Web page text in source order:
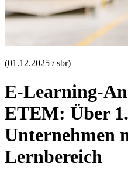
(01.12.2025 / sbr)
E-Learning-
ETEM: Über
Unternehmen
Lernbereich